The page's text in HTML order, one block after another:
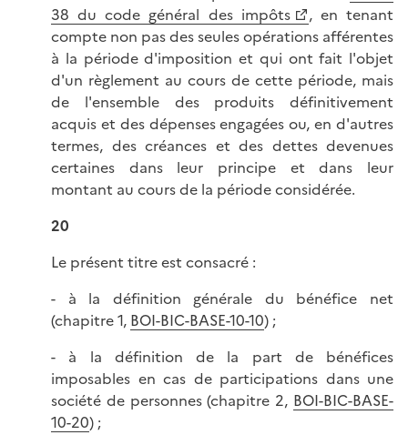
38 du code général des impôts
, en tenant
compte non pas des seules opérations afférentes
à la période d'imposition et qui ont fait l'objet
d'un règlement au cours de cette période, mais
de l'ensemble des produits définitivement
acquis et des dépenses engagées ou, en d'autres
termes, des créances et des dettes devenues
certaines dans leur principe et dans leur
montant au cours de la période considérée.
20
Le présent titre est consacré :
- à la définition générale du bénéfice net
(chapitre 1, BOI-BIC-BASE-10-10) ;
- à la définition de la part de bénéfices
imposables en cas de participations dans une
société de personnes (chapitre 2, BOI-BIC-BASE-
10-20) ;